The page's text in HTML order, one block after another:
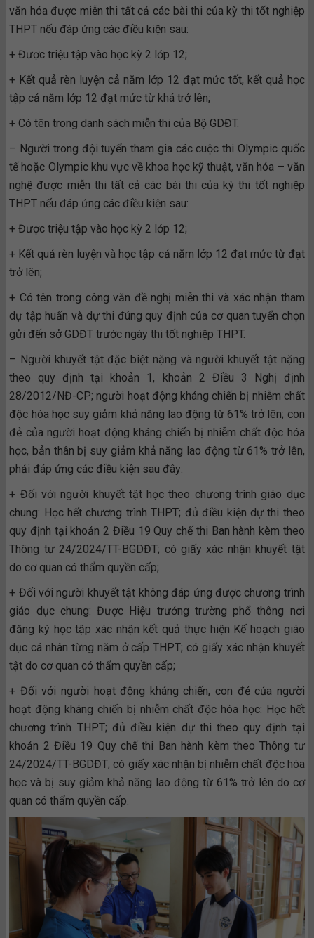
văn hóa được miễn thi tất cả các bài thi của kỳ thi tốt nghiệp
THPT nếu đáp ứng các điều kiện sau:
+ Được triệu tập vào học kỳ 2 lớp 12;
+ Kết quả rèn luyện cả năm lớp 12 đạt mức tốt, kết quả học
tập cả năm lớp 12 đạt mức từ khá trở lên;
+ Có tên trong danh sách miễn thi của Bộ GDĐT.
– Người trong đội tuyển tham gia các cuộc thi Olympic quốc
tế hoặc Olympic khu vực về khoa học kỹ thuật, văn hóa – văn
nghệ được miễn thi tất cả các bài thi của kỳ thi tốt nghiệp
THPT nếu đáp ứng các điều kiện sau:
+ Được triệu tập vào học kỳ 2 lớp 12;
+ Kết quả rèn luyện và học tập cả năm lớp 12 đạt mức từ đạt
trở lên;
+ Có tên trong công văn đề nghị miễn thi và xác nhận tham
dự tập huấn và dự thi đúng quy định của cơ quan tuyển chọn
gửi đến sở GDĐT trước ngày thi tốt nghiệp THPT.
– Người khuyết tật đặc biệt nặng và người khuyết tật nặng
theo quy định tại khoản 1, khoản 2 Điều 3 Nghị định
28/2012/NĐ-CP; người hoạt động kháng chiến bị nhiễm chất
độc hóa học suy giảm khả năng lao động từ 61% trở lên; con
đẻ của người hoạt động kháng chiến bị nhiễm chất độc hóa
học, bản thân bị suy giảm khả năng lao động từ 61% trở lên,
phải đáp ứng các điều kiện sau đây:
+ Đối với người khuyết tật học theo chương trình giáo dục
chung: Học hết chương trình THPT; đủ điều kiện dự thi theo
quy định tại khoản 2 Điều 19 Quy chế thi Ban hành kèm theo
Thông tư 24/2024/TT-BGDĐT; có giấy xác nhận khuyết tật
do cơ quan có thẩm quyền cấp;
+ Đối với người khuyết tật không đáp ứng được chương trình
giáo dục chung: Được Hiệu trưởng trường phổ thông nơi
đăng ký học tập xác nhận kết quả thực hiện Kế hoạch giáo
dục cá nhân từng năm ở cấp THPT; có giấy xác nhận khuyết
tật do cơ quan có thẩm quyền cấp;
+ Đối với người hoạt động kháng chiến, con đẻ của người
hoạt động kháng chiến bị nhiễm chất độc hóa học: Học hết
chương trình THPT; đủ điều kiện dự thi theo quy định tại
khoản 2 Điều 19 Quy chế thi Ban hành kèm theo Thông tư
24/2024/TT-BGDĐT; có giấy xác nhận bị nhiễm chất độc hóa
học và bị suy giảm khả năng lao động từ 61% trở lên do cơ
quan có thẩm quyền cấp.